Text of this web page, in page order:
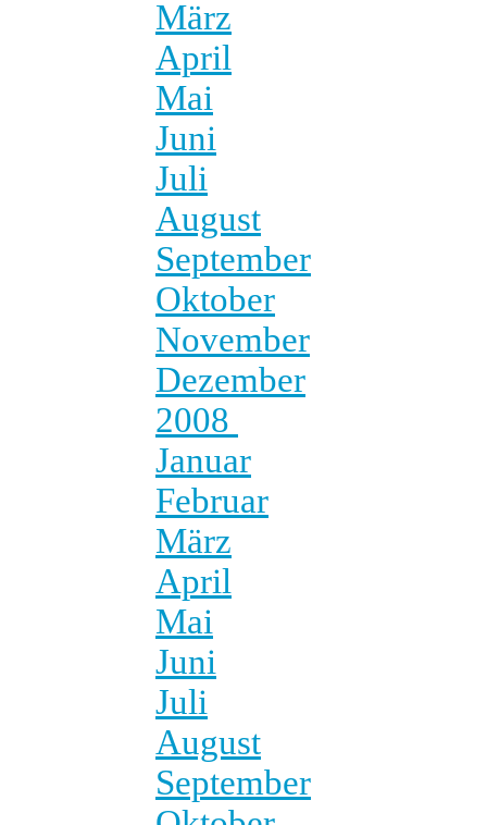
März
April
Mai
Juni
Juli
August
September
Oktober
November
Dezember
2008
Januar
Februar
März
April
Mai
Juni
Juli
August
September